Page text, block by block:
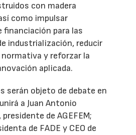
con madera
como impulsar
para las
industrialización, reducir
y reforzar la
aplicada.
serán objeto de debate en
a Juan Antonio
de AGEFEM;
de FADE y CEO de